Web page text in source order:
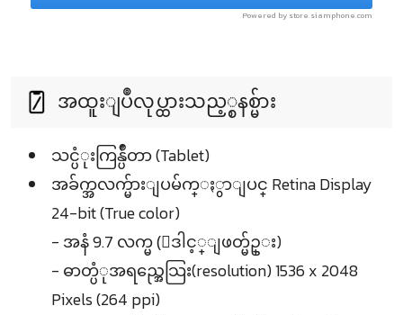
Powered by store.siamphone.com
အထူးျပဳလုပ္ထားသည့္စနစ္မ်ား
သင္ပံုးကြန္ပ်ဳတာ (Tablet)
အခ်က္အလက္မ်ားျပမ်က္ႏွာျပင္ Retina Display
24-bit (True color)
- အနံ 9.7 လက္မ (ေဒါင့္ျဖတ္မ်ဥ္း)
- ဓာတ္ပံုအရည္အေသြး(resolution) 1536 x 2048
Pixels (264 ppi)